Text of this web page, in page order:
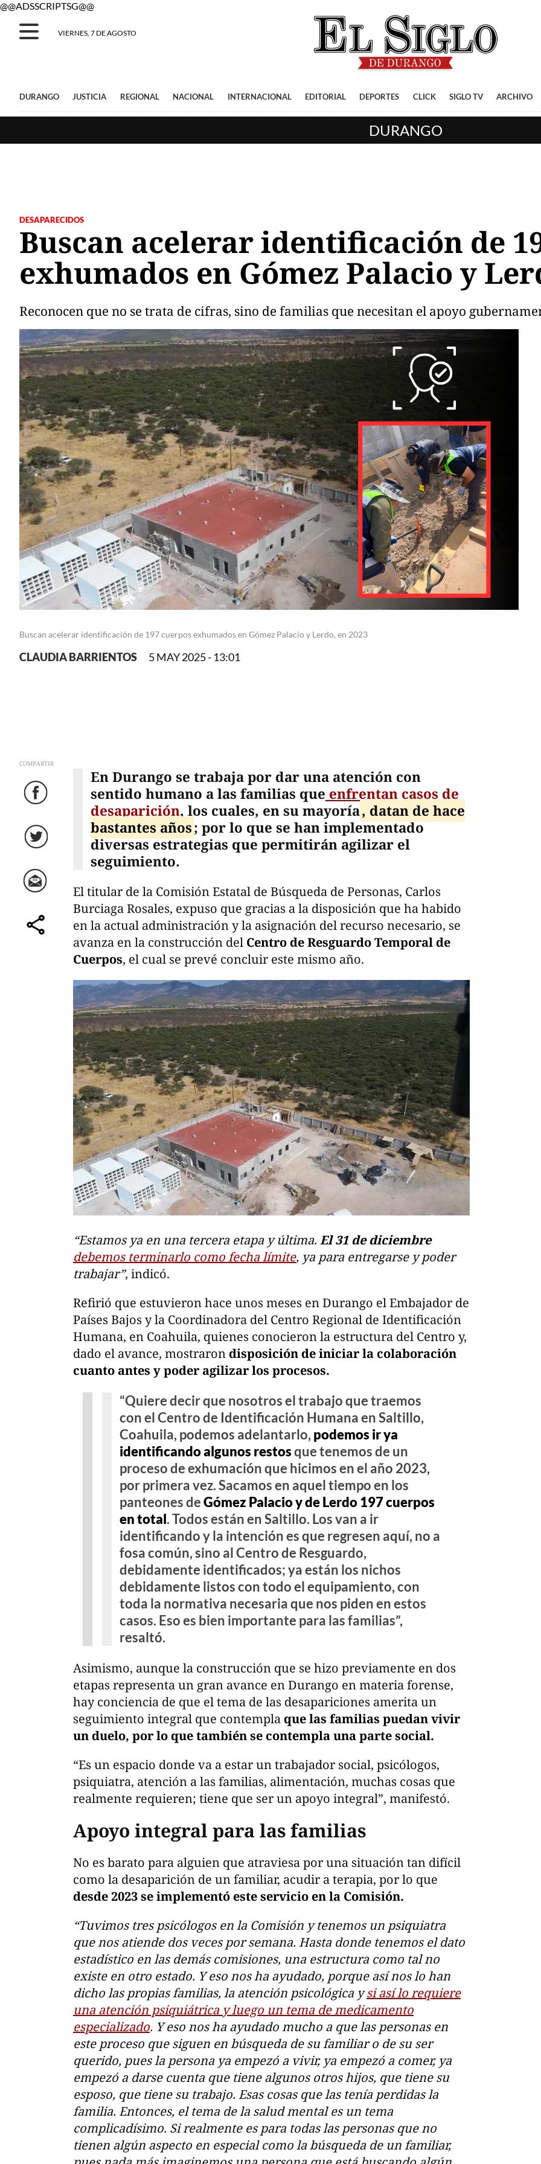
@@ADSSCRIPTSG@@
VIERNES, 7 DE AGOSTO
DURANGO JUSTICIA REGIONAL NACIONAL INTERNACIONAL EDITORIAL DEPORTES CLICK SIGLO TV ARCHIVO
DURANGO
DESAPARECIDOS
Buscan acelerar identificación de
exhumados en Gómez Palacio y
Reconocen que no se trata de cifras, sino de familias que necesitan el apoyo
Buscan acelerar identificación de 197 cuerpos exhumados en Gómez Palacio y Lerdo, en 2023
CLAUDIA BARRIENTOS 5 MAY 2025 - 13:01
COMPARTIR
Facebook
Twitter
Correo
comparte
En Durango se trabaja por dar una atención con
sentido humano a las familias que enfrentan casos de
desaparición, los cuales, en su mayoría, datan de hace
bastantes años; por lo que se han implementado
diversas estrategias que permitirán agilizar el
seguimiento.
El titular de la Comisión Estatal de Búsqueda de Personas, Carlos
Burciaga Rosales, expuso que gracias a la disposición que ha habido
en la actual administración y la asignación del recurso necesario, se
avanza en la construcción del Centro de Resguardo Temporal de
Cuerpos, el cual se prevé concluir este mismo año.
“Estamos ya en una tercera etapa y última. El 31 de diciembre
debemos terminarlo como fecha límite, ya para entregarse y poder
trabajar”, indicó.
Refirió que estuvieron hace unos meses en Durango el Embajador de
Países Bajos y la Coordinadora del Centro Regional de Identificación
Humana, en Coahuila, quienes conocieron la estructura del Centro y,
dado el avance, mostraron disposición de iniciar la colaboración
cuanto antes y poder agilizar los procesos.
“Quiere decir que nosotros el trabajo que traemos
con el Centro de Identificación Humana en Saltillo,
Coahuila, podemos adelantarlo, podemos ir ya
identificando algunos restosque tenemos de un
proceso de exhumación que hicimos en el año 2023,
por primera vez. Sacamos en aquel tiempo en los
panteones deGómez Palacio y de Lerdo 197 cuerpos
en total. Todos están en Saltillo. Los van a ir
identificando y la intención es que regresen aquí, no a
fosa común, sino al Centro de Resguardo,
debidamente identificados; ya están los nichos
debidamente listos con todo el equipamiento, con
toda la normativa necesaria que nos piden en estos
casos. Eso es bien importante para las familias”,
resaltó.
Asimismo, aunque la construcción que se hizo previamente en dos
etapas representa un gran avance en Durango en materia forense,
hay conciencia de que el tema de las desapariciones amerita un
seguimiento integral que contempla que las familias puedan vivir
un duelo, por lo que también se contempla una parte social.
“Es un espacio donde va a estar un trabajador social, psicólogos,
psiquiatra, atención a las familias, alimentación, muchas cosas que
realmente requieren; tiene que ser un apoyo integral”, manifestó.
Apoyo integral para las familias
No es barato para alguien que atraviesa por una situación tan difícil
como la desaparición de un familiar, acudir a terapia, por lo que
desde 2023 se implementó este servicio en la Comisión.
“Tuvimos tres psicólogos en la Comisión y tenemos un psiquiatra
que nos atiende dos veces por semana. Hasta donde tenemos el dato
estadístico en las demás comisiones, una estructura como tal no
existe en otro estado. Y eso nos ha ayudado, porque así nos lo han
dicho las propias familias, la atención psicológica ysi así lo requiere
una atención psiquiátrica y luego un tema de medicamento
especializado. Y eso nos ha ayudado mucho a que las personas en
este proceso que siguen en búsqueda de su familiar o de su ser
querido, pues la persona ya empezó a vivir, ya empezó a comer, ya
empezó a darse cuenta que tiene algunos otros hijos, que tiene su
esposo, que tiene su trabajo. Esas cosas que las tenía perdidas la
familia. Entonces, el tema de la salud mental es un tema
complicadísimo. Si realmente es para todas las personas que no
tienen algún aspecto en especial como la búsqueda de un familiar,